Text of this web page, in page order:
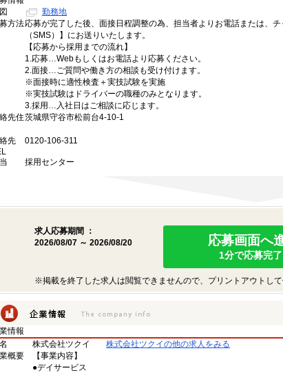
勤務地
方法応募が完了した後、面接日程調整の為、担当者よりお電話または、
（SMS）】にお送りいたします。
【応募から採用までの流れ】
1.応募…Webもしくはお電話より応募ください。
2.面接…ご質問や働き方の相談も受け付けます。
※面接時に適性検査＋実技試験を実施
※実技試験はドライバーの職種のみとなります。
3.採用…入社日はご相談に応じます。
先住茨城県守谷市松前台4-10-1
先
0120-106-311
採用センター
求人応募期間 ：
2026/08/07 ～ 2026/08/20
応募画面へ
1分で応募完
※掲載を終了した求人は閲覧できませんので、プリントアウトして
情報
株式会社ツクイ
株式会社ツクイの他の求人をみる
概要
【事業内容】
●デイサービス